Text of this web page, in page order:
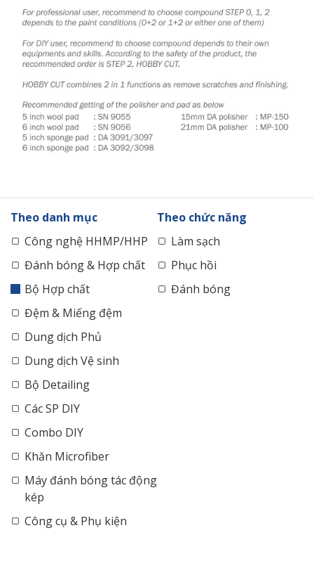
Theo danh mục
Công nghệ HHMP/HHP
Đánh bóng & Hợp chất
Bộ Hợp chất
Đệm & Miếng đệm
Dung dịch Phủ
Dung dịch Vệ sinh
Bộ Detailing
Các SP DIY
Combo DIY
Khăn Microfiber
Máy đánh bóng tác động
kép
Công cụ & Phụ kiện
Theo chức năng
Làm sạch
Phục hồi
Đánh bóng